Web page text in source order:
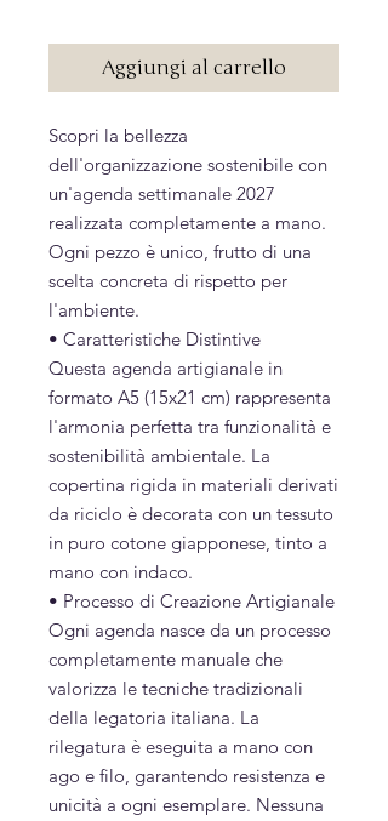
Aggiungi al carrello
Scopri la bellezza
dell'organizzazione sostenibile con
un'agenda settimanale 2027
realizzata completamente a mano.
Ogni pezzo è unico, frutto di una
scelta concreta di rispetto per
l'ambiente.
• Caratteristiche Distintive
Questa agenda artigianale in
formato A5 (15x21 cm) rappresenta
l'armonia perfetta tra funzionalità e
sostenibilità ambientale. La
copertina rigida in materiali derivati
da riciclo è decorata con un tessuto
in puro cotone giapponese, tinto a
mano con indaco.
• Processo di Creazione Artigianale
Ogni agenda nasce da un processo
completamente manuale che
valorizza le tecniche tradizionali
della legatoria italiana. La
rilegatura è eseguita a mano con
ago e filo, garantendo resistenza e
unicità a ogni esemplare. Nessuna